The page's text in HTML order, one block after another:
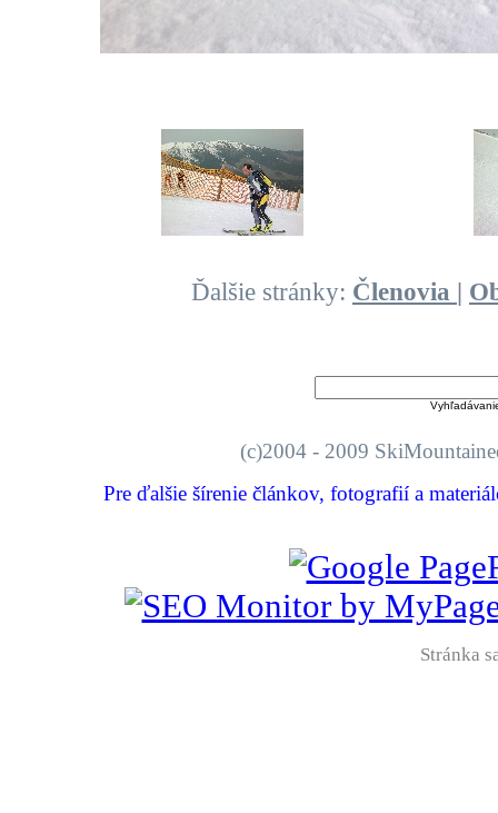
Ďalšie stránky: Členovia |
(c)2004 - 2009
Pre ďalšie šírenie článkov, fotografií a
Stránka